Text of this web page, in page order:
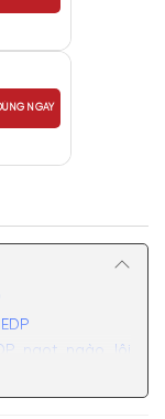
NGAY
ngọt ngào, lôi
EDP